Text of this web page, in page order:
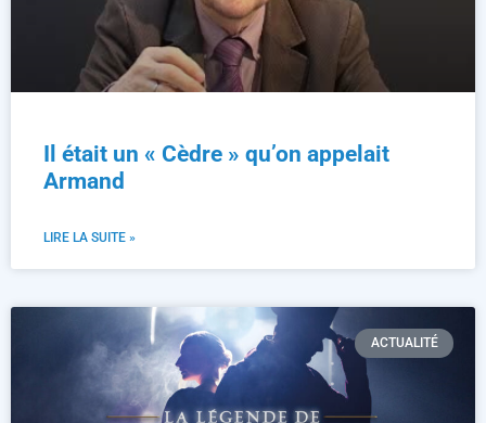
Il était un « Cèdre » qu’on appelait
Armand
LIRE LA SUITE »
ACTUALITÉ